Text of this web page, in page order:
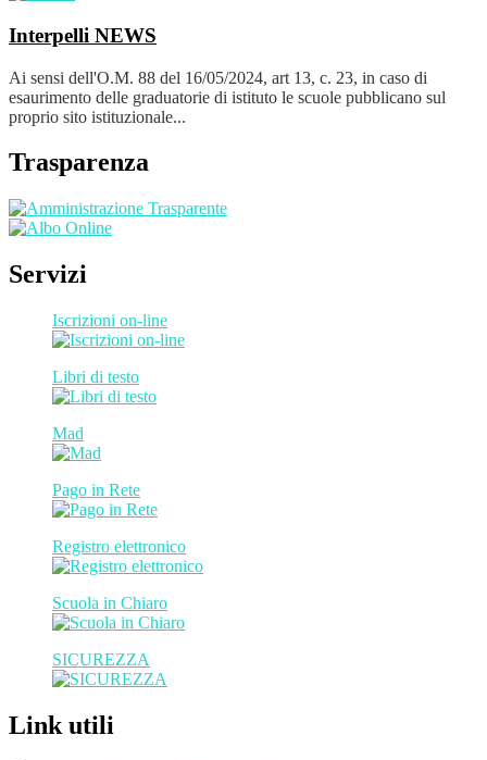
Interpelli NEWS
Ai sensi dell'O.M. 88 del 16/05/2024, art 13, c. 23, in caso di
esaurimento delle graduatorie di istituto le scuole pubblicano sul
proprio sito istituzionale...
Trasparenza
Servizi
Iscrizioni on-line
Libri di testo
Mad
Pago in Rete
Registro elettronico
Scuola in Chiaro
SICUREZZA
Link utili